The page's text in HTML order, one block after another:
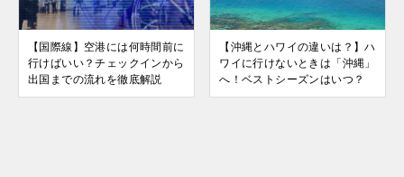
【国際線】空港には何時間前に
行けばいい？チェックインから
出国までの流れを徹底解説
【沖縄とハワイの違いは？】ハ
ワイに行けないときは「沖縄」
へ！ベストシーズンはいつ？